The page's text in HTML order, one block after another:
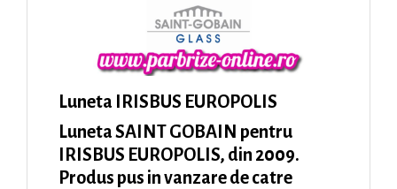
Luneta IRISBUS EUROPOLIS
Luneta SAINT GOBAIN pentru
IRISBUS EUROPOLIS, din 2009.
Produs pus in vanzare de catre